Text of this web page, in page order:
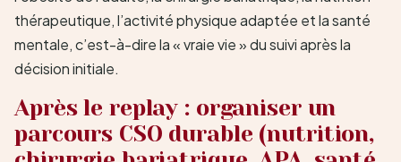
thérapeutique, l’activité physique adaptée et la santé
mentale, c’est-à-dire la « vraie vie » du suivi après la
décision initiale.
Après le replay : organiser un
parcours CSO durable (nutrition,